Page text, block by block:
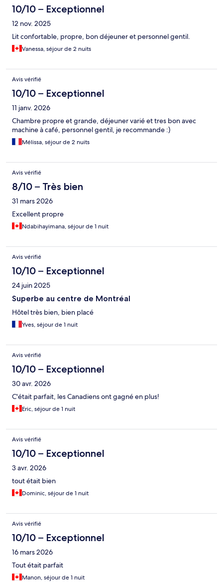
10/10 – Exceptionnel
12 nov. 2025
Lit confortable, propre, bon déjeuner et personnel gentil.
Vanessa, séjour de 2 nuits
Avis vérifié
10/10 – Exceptionnel
11 janv. 2026
Chambre propre et grande, déjeuner varié et tres bon avec
machine à café, personnel gentil, je recommande :)
Mélissa, séjour de 2 nuits
Avis vérifié
8/10 – Très bien
31 mars 2026
Excellent propre
Ndabihayimana, séjour de 1 nuit
Avis vérifié
10/10 – Exceptionnel
24 juin 2025
Superbe au centre de Montréal
Hôtel très bien, bien placé
Yves, séjour de 1 nuit
Avis vérifié
10/10 – Exceptionnel
30 avr. 2026
C'était parfait, les Canadiens ont gagné en plus!
Eric, séjour de 1 nuit
Avis vérifié
10/10 – Exceptionnel
3 avr. 2026
tout était bien
Dominic, séjour de 1 nuit
Avis vérifié
10/10 – Exceptionnel
16 mars 2026
Tout était parfait
Manon, séjour de 1 nuit